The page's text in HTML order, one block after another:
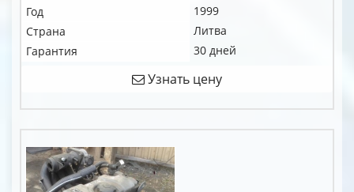
Год
1999
Страна
Литва
Гарантия
30 дней
Узнать цену